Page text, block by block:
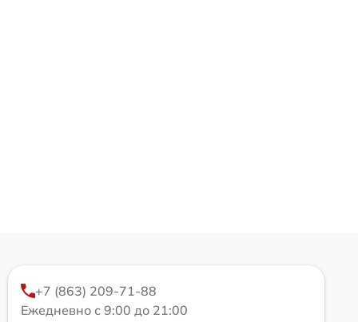
+7 (863) 209-71-88
Ежедневно с 9:00 до 21:00